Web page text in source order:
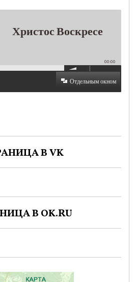
Христос Воскресе
00:00
Отдельным окном
В VK
В OK.RU